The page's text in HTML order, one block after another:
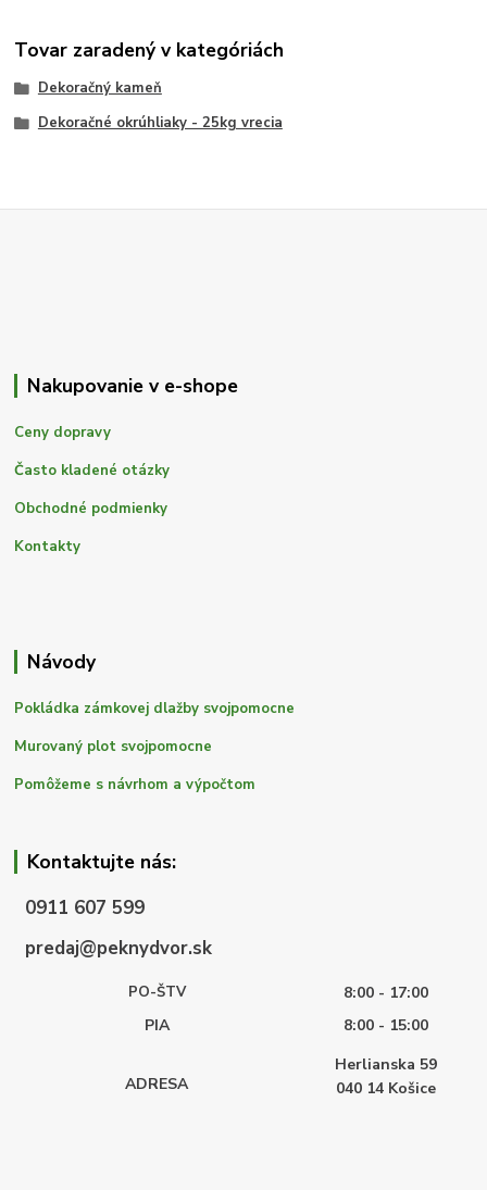
Tovar zaradený v kategóriách
Dekoračný kameň
Dekoračné okrúhliaky - 25kg vrecia
Nakupovanie v e-shope
Ceny dopravy
Často kladené otázky
Obchodné podmienky
Kontakty
Návody
Pokládka zámkovej dlažby svojpomocne
Murovaný plot svojpomocne
Pomôžeme s návrhom a výpočtom
Kontaktujte nás:
0911 607 599
predaj@peknydvor.sk
PO-ŠTV
8:00 - 17:00
PIA
8:00 - 15:00
ADRESA
Herlianska 59
040 14 Košice